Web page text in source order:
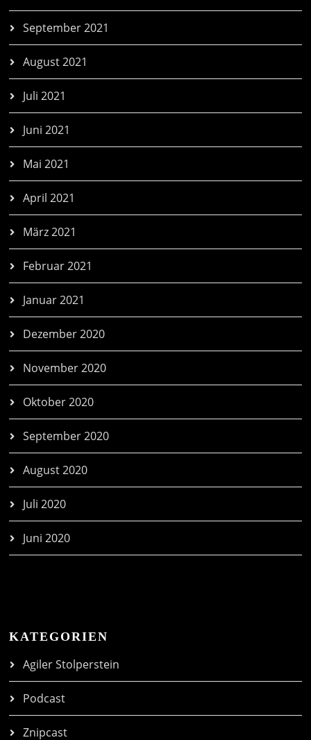
September 2021
August 2021
Juli 2021
Juni 2021
Mai 2021
April 2021
März 2021
Februar 2021
Januar 2021
Dezember 2020
November 2020
Oktober 2020
September 2020
August 2020
Juli 2020
Juni 2020
KATEGORIEN
Agiler Stolperstein
Podcast
Znipcast